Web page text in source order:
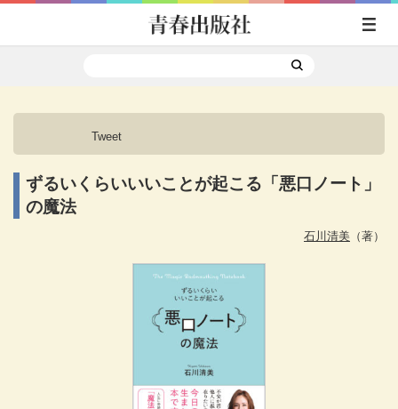
Tweet
ずるいくらいいいことが起こる「悪口ノート」
の魔法
石川清美 （著）